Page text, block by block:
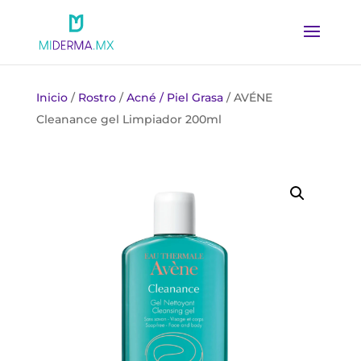
Inicio/ Rostro/Acné / Piel Grasa/ AVÉNE
Cleanance gel Limpiador 200ml